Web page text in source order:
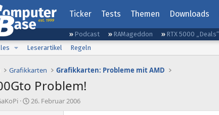
Ticker Tests Themen Downloads
Podcast RAMageddon RTX 5000 „Deals“
Leserartikel Regeln
Grafikkarten Grafikkarten: Probleme mit AMD
Problem!
E
26. Februar 2006